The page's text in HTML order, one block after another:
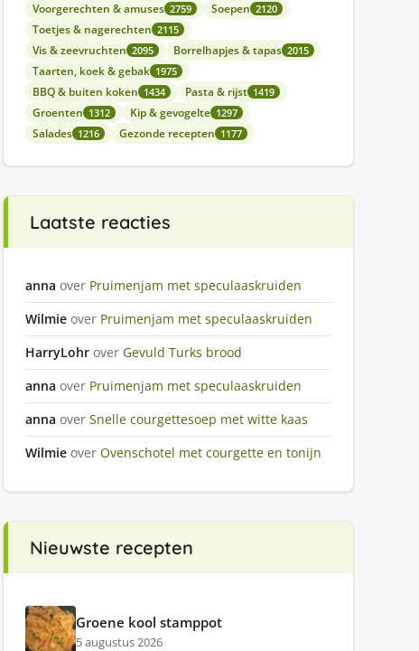
Voorgerechten & amuses 2759 Soepen 2120
Toetjes & nagerechten 2115
Vis & zeevruchten 2095 Borrelhapjes & tapas 2015
Taarten, koek & gebak 1975
BBQ & buiten koken 1434 Pasta & rijst 1419
Groenten 1312 Kip & gevogelte 1297
Salades 1216 Gezonde recepten 1177
Laatste reacties
anna over Pruimenjam met speculaaskruiden
Wilmie over Pruimenjam met speculaaskruiden
HarryLohr over Gevuld Turks brood
anna over Pruimenjam met speculaaskruiden
anna over Snelle courgettesoep met witte kaas
Wilmie over Ovenschotel met courgette en tonijn
Nieuwste recepten
Groene kool stamppot
5 augustus 2026